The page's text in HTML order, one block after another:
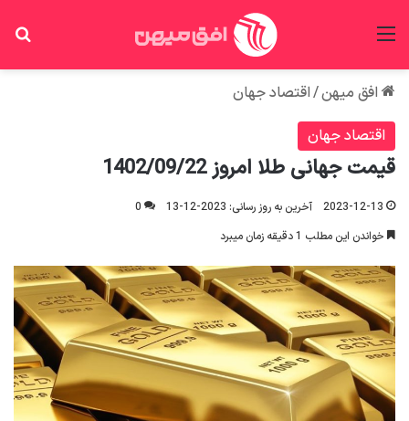
افق میهن/اقتصاد جهان
اقتصاد جهان
قیمت جهانی طلا امروز 1402/09/22
2023-12-13 آخرین به روز رسانی: 2023-12-13
0
خواندن این مطلب 1 دقیقه زمان میبرد